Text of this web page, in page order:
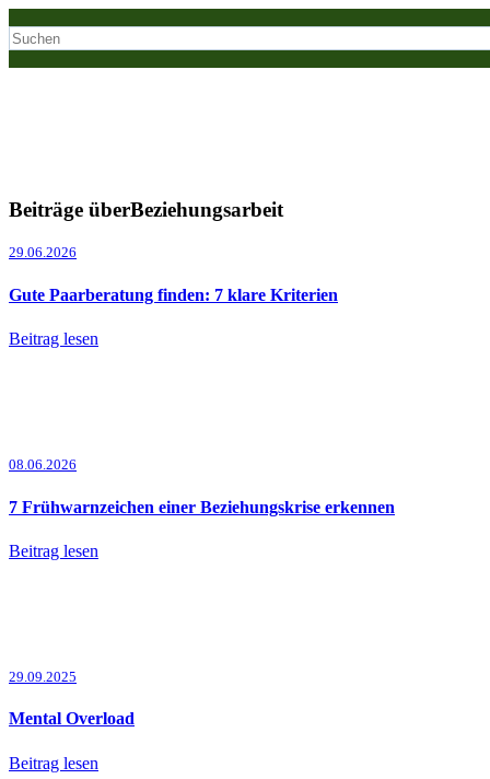
Beiträge überBeziehungsarbeit
29.06.2026
Gute Paarberatung finden: 7 klare Kriterien
Beitrag lesen
08.06.2026
7 Frühwarnzeichen einer Beziehungskrise erkennen
Beitrag lesen
29.09.2025
Mental Overload
Beitrag lesen